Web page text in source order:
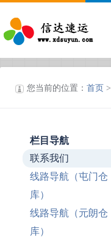
您当前的位置： 首页 >
栏目导航
联系我们
线路导航（屯门仓
库）
线路导航（元朗仓
库）